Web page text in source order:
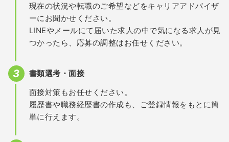
現在の状況や転職のご希望などをキャリアアドバイザ
ーにお聞かせください。
LINEやメールにて届いた求人の中で気になる求人が見
つかったら、応募の調整はお任せください。
書類選考・面接
面接対策もお任せください。
履歴書や職務経歴書の作成も、ご登録情報をもとに簡
単に行えます。